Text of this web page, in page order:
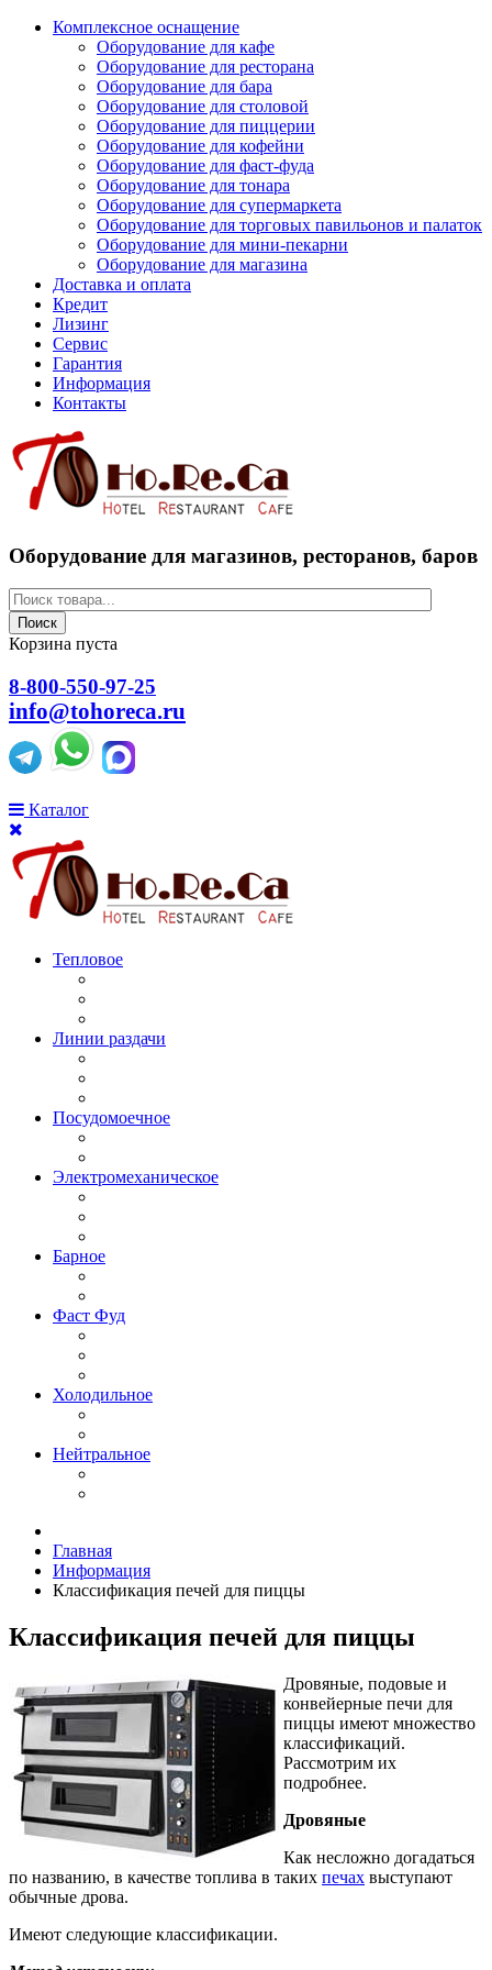
Комплексное оснащение
Оборудование для кафе
Оборудование для ресторана
Оборудование для бара
Оборудование для столовой
Оборудование для пиццерии
Оборудование для кофейни
Оборудование для фаст-фуда
Оборудование для тонара
Оборудование для супермаркета
Оборудование для торговых павильонов и палаток
Оборудование для мини-пекарни
Оборудование для магазина
Доставка и оплата
Кредит
Лизинг
Сервис
Гарантия
Информация
Контакты
Оборудование для магазинов, ресторанов, баров
Поиск
Корзина пуста
8-800-550-97-25
info@tohoreca.ru
Каталог
Тепловое
Линии раздачи
Посудомоечное
Электромеханическое
Барное
Фаст Фуд
Холодильное
Нейтральное
Главная
Информация
Классификация печей для пиццы
Классификация печей для пиццы
Дровяные, подовые и
конвейерные печи для
пиццы имеют множество
классификаций.
Рассмотрим их
подробнее.
Дровяные
Как несложно догадаться
по названию, в качестве топлива в таких печах выступают
обычные дрова.
Имеют следующие классификации.